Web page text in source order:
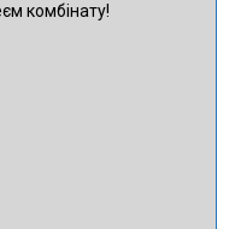
комбінату!